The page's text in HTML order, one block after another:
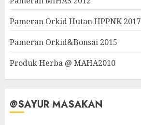
Pameran Orkid Hutan HPPNK 2017
Pameran Orkid&Bonsai 2015
Produk Herba @ MAHA2010
@SAYUR MASAKAN